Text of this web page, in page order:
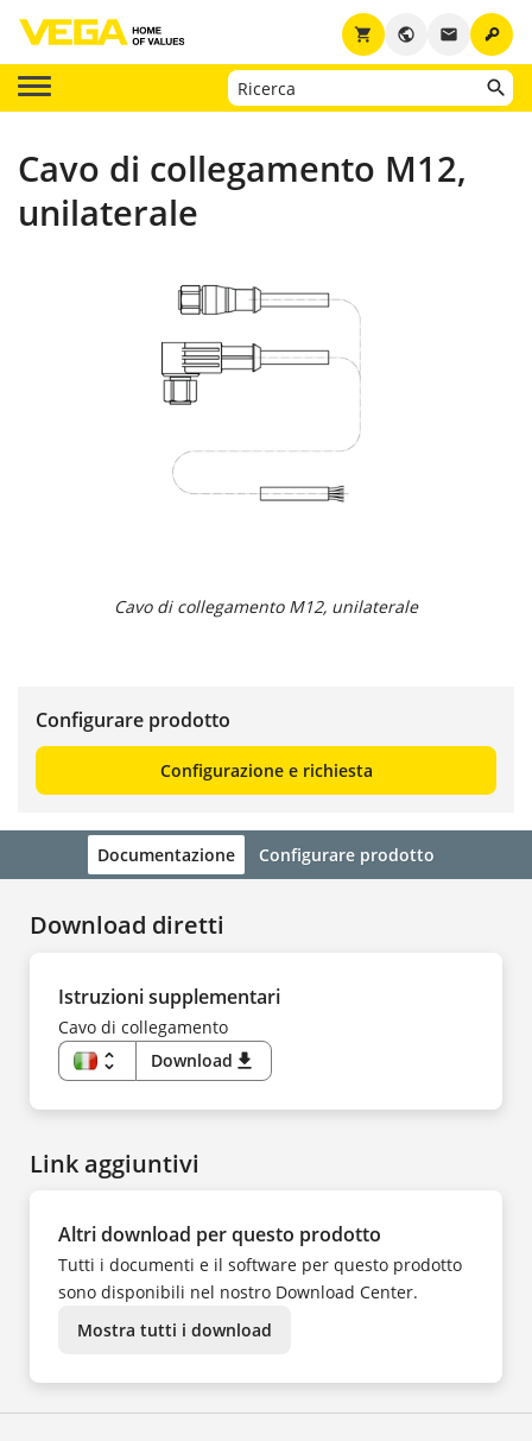
key
email
public
shopping_cart
Cavo di collegamento M12,
unilaterale
Cavo di collegamento M12, unilaterale
Configurare prodotto
Configurazione e richiesta
Documentazione Configurare prodotto
Download diretti
Istruzioni supplementari
Cavo di collegamento
unfold_more
IT
ES
FR
NL
NO
PL
PT
SV
TR
ZH
Download download
Link aggiuntivi
Altri download per questo prodotto
Tutti i documenti e il software per questo prodotto
sono disponibili nel nostro Download Center.
Mostra tutti i download